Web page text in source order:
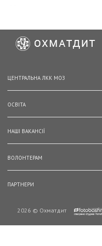
ЦЕНТРАЛЬНА ЛКК МОЗ
ОСВІТА
НАШІ ВАКАНСІЇ
ВОЛОНТЕРАМ
ПАРТНЕРИ
2026 © Охматдит